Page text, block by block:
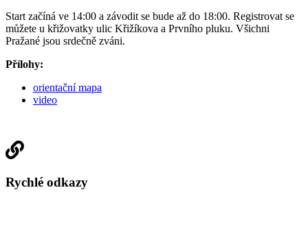
Start začíná ve 14:00 a závodit se bude až do 18:00. Registrovat se
můžete u křižovatky ulic Křižíkova a Prvního pluku. Všichni
Pražané jsou srdečně zváni.
Přílohy:
orientační mapa
video
Rychlé odkazy